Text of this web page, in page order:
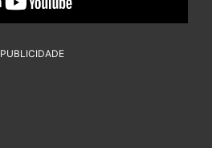
PUBLICIDADE